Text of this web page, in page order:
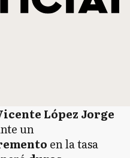
López Jorge
un
en la tasa